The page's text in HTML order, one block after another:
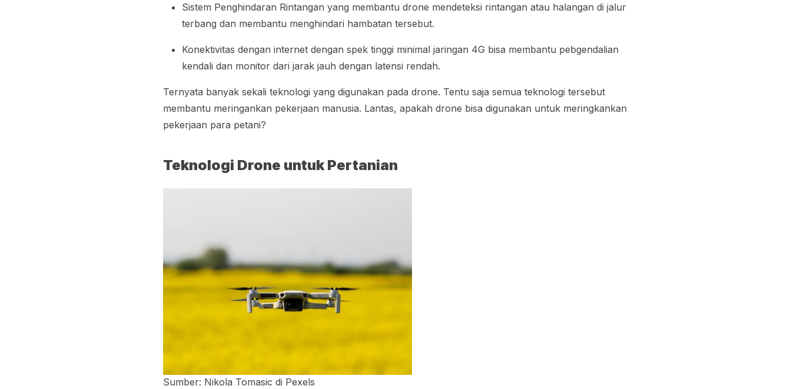
Sistem Penghindaran Rintangan yang membantu drone mendeteksi rintangan atau halangan di jalur
terbang dan membantu menghindari hambatan tersebut.
Konektivitas dengan internet dengan spek tinggi minimal jaringan 4G bisa membantu pebgendalian
kendali dan monitor dari jarak jauh dengan latensi rendah.
Ternyata banyak sekali teknologi yang digunakan pada drone. Tentu saja semua teknologi tersebut
membantu meringankan pekerjaan manusia. Lantas, apakah drone bisa digunakan untuk meringkankan
pekerjaan para petani?
Teknologi Drone untuk Pertanian
Sumber: Nikola Tomasic di Pexels